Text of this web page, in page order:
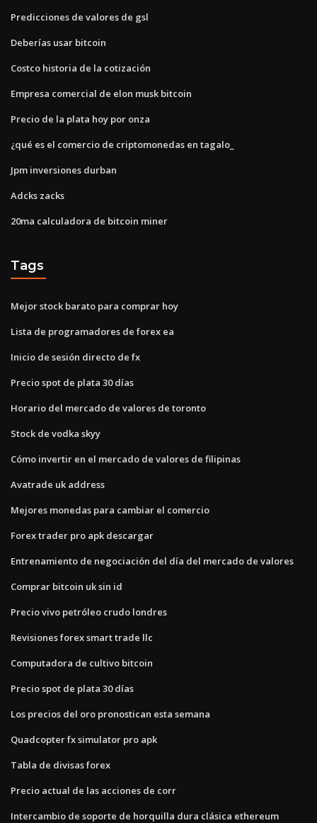
Predicciones de valores de gsl
Deberías usar bitcoin
Costco historia de la cotización
Empresa comercial de elon musk bitcoin
Precio de la plata hoy por onza
¿qué es el comercio de criptomonedas en tagalo_
Jpm inversiones durban
Adcks zacks
20ma calculadora de bitcoin miner
Tags
Mejor stock barato para comprar hoy
Lista de programadores de forex ea
Inicio de sesión directo de fx
Precio spot de plata 30 días
Horario del mercado de valores de toronto
Stock de vodka skyy
Cómo invertir en el mercado de valores de filipinas
Avatrade uk address
Mejores monedas para cambiar el comercio
Forex trader pro apk descargar
Entrenamiento de negociación del día del mercado de valores
Comprar bitcoin uk sin id
Precio vivo petróleo crudo londres
Revisiones forex smart trade llc
Computadora de cultivo bitcoin
Precio spot de plata 30 días
Los precios del oro pronostican esta semana
Quadcopter fx simulator pro apk
Tabla de divisas forex
Precio actual de las acciones de corr
Intercambio de soporte de horquilla dura clásica ethereum